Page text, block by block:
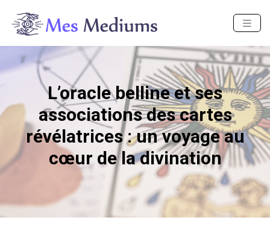
L’oracle belline et ses
associations des cartes
révélatrices : un voyage au
cœur de la divination